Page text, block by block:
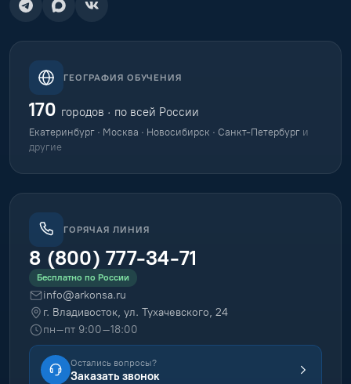
ГЕОГРАФИЯ ОБУЧЕНИЯ
170 городов · по всей России
Екатеринбург · Москва · Новосибирск · Санкт-Петербург и
другие
ГОРЯЧАЯ ЛИНИЯ
8 (800) 777-34-71
Бесплатно по России
info@arkonsa.ru
г. Владивосток, ул. Тухачевского, 24
пн–пт 9:00–18:00
Остались вопросы?
Заказать звонок